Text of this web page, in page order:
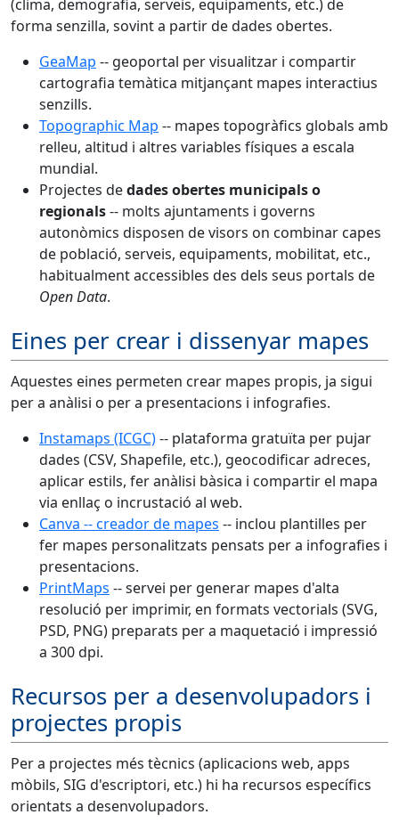
(clima, demografia, serveis, equipaments, etc.) de
forma senzilla, sovint a partir de dades obertes.
GeaMap -- geoportal per visualitzar i compartir
cartografia temàtica mitjançant mapes interactius
senzills.
Topographic Map -- mapes topogràfics globals amb
relleu, altitud i altres variables físiques a escala
mundial.
Projectes dedades obertes municipals o
regionals-- molts ajuntaments i governs
autonòmics disposen de visors on combinar capes
de població, serveis, equipaments, mobilitat, etc.,
habitualment accessibles des dels seus portals de
Open Data.
Eines per crear i dissenyar mapes
Aquestes eines permeten crear mapes propis, ja sigui
per a anàlisi o per a presentacions i infografies.
Instamaps (ICGC)-- plataforma gratuïta per pujar
dades (CSV, Shapefile, etc.), geocodificar adreces,
aplicar estils, fer anàlisi bàsica i compartir el mapa
via enllaç o incrustació al web.
Canva -- creador de mapes -- inclou plantilles per
fer mapes personalitzats pensats per a infografies i
presentacions.
PrintMaps -- servei per generar mapes d'alta
resolució per imprimir, en formats vectorials (SVG,
PSD, PNG) preparats per a maquetació i impressió
a 300 dpi.
Recursos per a desenvolupadors i
projectes propis
Per a projectes més tècnics (aplicacions web, apps
mòbils, SIG d'escriptori, etc.) hi ha recursos específics
orientats a desenvolupadors.